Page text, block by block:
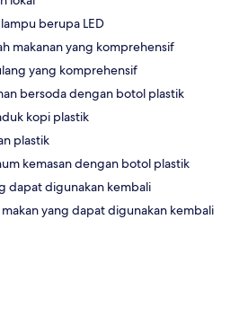
berupa LED
makanan yang komprehensif
yang komprehensif
bersoda dengan botol plastik
kopi plastik
plastik
kemasan dengan botol plastik
dapat digunakan kembali
yang dapat digunakan kembali